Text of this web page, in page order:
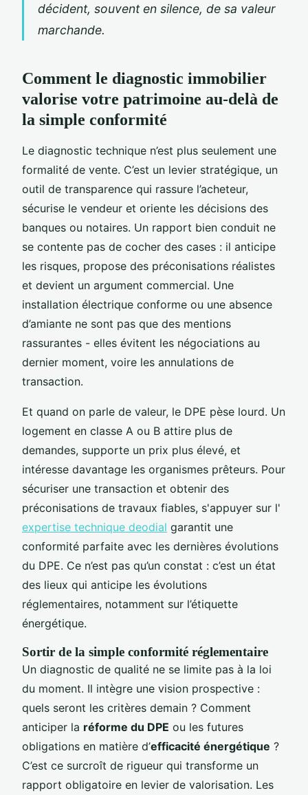
décident, souvent en silence, de sa valeur
marchande.
Comment le diagnostic immobilier
valorise votre patrimoine au-delà de
la simple conformité
Le diagnostic technique n’est plus seulement une
formalité de vente. C’est un levier stratégique, un
outil de transparence qui rassure l’acheteur,
sécurise le vendeur et oriente les décisions des
banques ou notaires. Un rapport bien conduit ne
se contente pas de cocher des cases : il anticipe
les risques, propose des préconisations réalistes
et devient un argument commercial. Une
installation électrique conforme ou une absence
d’amiante ne sont pas que des mentions
rassurantes - elles évitent les négociations au
dernier moment, voire les annulations de
transaction.
Et quand on parle de valeur, le DPE pèse lourd. Un
logement en classe A ou B attire plus de
demandes, supporte un prix plus élevé, et
intéresse davantage les organismes prêteurs. Pour
sécuriser une transaction et obtenir des
préconisations de travaux fiables, s'appuyer sur l'
expertise technique deodial garantit une
conformité parfaite avec les dernières évolutions
du DPE. Ce n’est pas qu’un constat : c’est un état
des lieux qui anticipe les évolutions
réglementaires, notamment sur l’étiquette
énergétique.
Sortir de la simple conformité réglementaire
Un diagnostic de qualité ne se limite pas à la loi
du moment. Il intègre une vision prospective :
quels seront les critères demain ? Comment
anticiper la réforme du DPE ou les futures
obligations en matière d’efficacité énergétique ?
C’est ce surcroît de rigueur qui transforme un
rapport obligatoire en levier de valorisation. Les